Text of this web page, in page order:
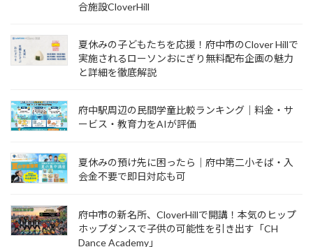
合施設CloverHill
夏休みの子どもたちを応援！府中市のClover Hillで
実施されるローソンおにぎり無料配布企画の魅力
と詳細を徹底解説
府中駅周辺の民間学童比較ランキング｜料金・サ
ービス・教育力をAIが評価
夏休みの預け先に困ったら｜府中第二小そば・入
会金不要で即日対応も可
府中市の新名所、CloverHillで開講！本気のヒップ
ホップダンスで子供の可能性を引き出す「CH
Dance Academy」